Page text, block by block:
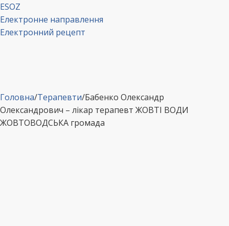
ESOZ
Електронне направлення
Електронний рецепт
Головна/Терапевти/Бабенко Олександр
Олександрович – лікар терапевт ЖОВТІ ВОДИ
ЖОВТОВОДСЬКА громада